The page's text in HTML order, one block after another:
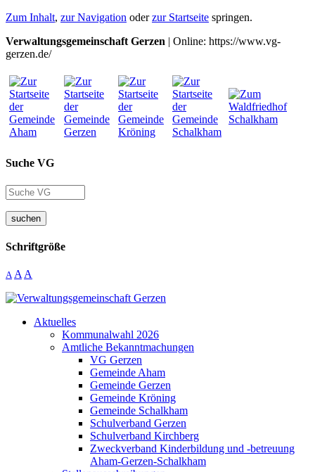
Zum Inhalt, zur Navigation oderzur Startseite springen.
Verwaltungsgemeinschaft Gerzen | Online: https://www.vg-
gerzen.de/
Suche VG
suchen
Schriftgröße
A A A
Aktuelles
Kommunalwahl 2026
Amtliche Bekanntmachungen
VG Gerzen
Gemeinde Aham
Gemeinde Gerzen
Gemeinde Kröning
Gemeinde Schalkham
Schulverband Gerzen
Schulverband Kirchberg
Zweckverband Kinderbildung und -betreuung
Aham-Gerzen-Schalkham